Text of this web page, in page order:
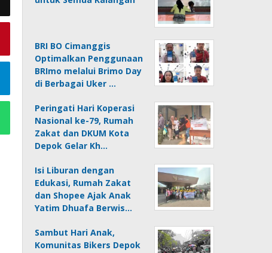
BRI BO Cimanggis
Optimalkan Penggunaan
BRImo melalui Brimo Day
di Berbagai Uker …
Peringati Hari Koperasi
Nasional ke-79, Rumah
Zakat dan DKUM Kota
Depok Gelar Kh…
Isi Liburan dengan
Edukasi, Rumah Zakat
dan Shopee Ajak Anak
Yatim Dhuafa Berwis…
Sambut Hari Anak,
Komunitas Bikers Depok